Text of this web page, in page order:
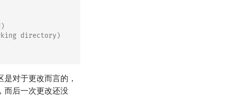
directory)
对于更改而言的，
而后一次更改还没